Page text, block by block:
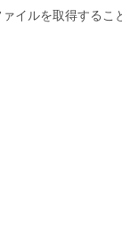
イルを取得するこ